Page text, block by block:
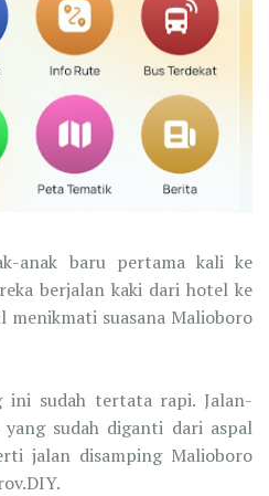
anak baru pertama kali ke
berjalan kaki dari hotel ke
menikmati suasana Malioboro
ini sudah tertata rapi. Jalan-
yang sudah diganti dari aspal
jalan disamping Malioboro